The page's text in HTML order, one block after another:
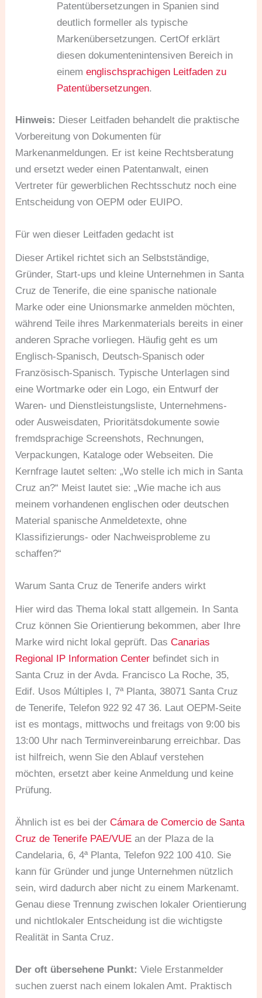
Patentübersetzungen in Spanien sind
deutlich formeller als typische
Markenübersetzungen. CertOf erklärt
diesen dokumentenintensiven Bereich in
einemenglischsprachigen Leitfaden zu
Patentübersetzungen.
Hinweis: Dieser Leitfaden behandelt die praktische
Vorbereitung von Dokumenten für
Markenanmeldungen. Er ist keine Rechtsberatung
und ersetzt weder einen Patentanwalt, einen
Vertreter für gewerblichen Rechtsschutz noch eine
Entscheidung von OEPM oder EUIPO.
Für wen dieser Leitfaden gedacht ist
Dieser Artikel richtet sich an Selbstständige,
Gründer, Start-ups und kleine Unternehmen in Santa
Cruz de Tenerife, die eine spanische nationale
Marke oder eine Unionsmarke anmelden möchten,
während Teile ihres Markenmaterials bereits in einer
anderen Sprache vorliegen. Häufig geht es um
Englisch-Spanisch, Deutsch-Spanisch oder
Französisch-Spanisch. Typische Unterlagen sind
eine Wortmarke oder ein Logo, ein Entwurf der
Waren- und Dienstleistungsliste, Unternehmens-
oder Ausweisdaten, Prioritätsdokumente sowie
fremdsprachige Screenshots, Rechnungen,
Verpackungen, Kataloge oder Webseiten. Die
Kernfrage lautet selten: „Wo stelle ich mich in Santa
Cruz an?“ Meist lautet sie: „Wie mache ich aus
meinem vorhandenen englischen oder deutschen
Material spanische Anmeldetexte, ohne
Klassifizierungs- oder Nachweisprobleme zu
schaffen?“
Warum Santa Cruz de Tenerife anders wirkt
Hier wird das Thema lokal statt allgemein. In Santa
Cruz können Sie Orientierung bekommen, aber Ihre
Marke wird nicht lokal geprüft. DasCanarias
Regional IP Information Center befindet sich in
Santa Cruz in der Avda. Francisco La Roche, 35,
Edif. Usos Múltiples I, 7ª Planta, 38071 Santa Cruz
de Tenerife, Telefon 922 92 47 36. Laut OEPM-Seite
ist es montags, mittwochs und freitags von 9:00 bis
13:00 Uhr nach Terminvereinbarung erreichbar. Das
ist hilfreich, wenn Sie den Ablauf verstehen
möchten, ersetzt aber keine Anmeldung und keine
Prüfung.
Ähnlich ist es bei derCámara de Comercio de Santa
Cruz de Tenerife PAE/VUE an der Plaza de la
Candelaria, 6, 4ª Planta, Telefon 922 100 410. Sie
kann für Gründer und junge Unternehmen nützlich
sein, wird dadurch aber nicht zu einem Markenamt.
Genau diese Trennung zwischen lokaler Orientierung
und nichtlokaler Entscheidung ist die wichtigste
Realität in Santa Cruz.
Der oft übersehene Punkt: Viele Erstanmelder
suchen zuerst nach einem lokalen Amt. Praktisch